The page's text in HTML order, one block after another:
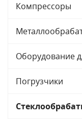
Компрессоры
Оборудование
Погрузчики